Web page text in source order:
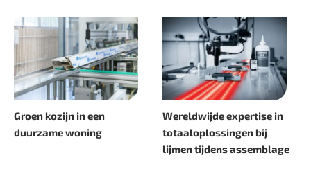
Groen kozijn in een
duurzame woning
Wereldwijde expertise in
totaaloplossingen bij
lijmen tijdens assemblage